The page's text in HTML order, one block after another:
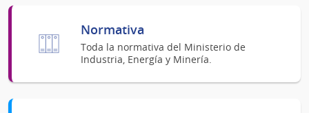
Normativa
Toda la normativa del Ministerio de
Industria, Energía y Minería.